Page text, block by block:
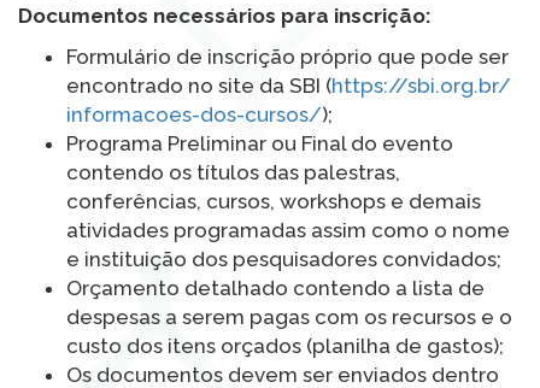
Documentos necessários para inscrição:
Formulário de inscrição próprio que pode ser
encontrado no site da SBI (https://sbi.org.br/
informacoes-dos-cursos/);
Programa Preliminar ou Final do evento
contendo os títulos das palestras,
conferências, cursos, workshops e demais
atividades programadas assim como o nome
e instituição dos pesquisadores convidados;
Orçamento detalhado contendo a lista de
despesas a serem pagas com os recursos e o
custo dos itens orçados (planilha de gastos);
Os documentos devem ser enviados dentro